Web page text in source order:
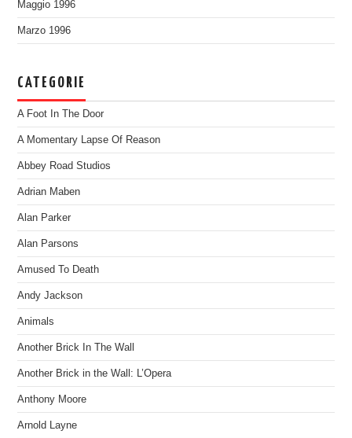
Maggio 1996
Marzo 1996
CATEGORIE
A Foot In The Door
A Momentary Lapse Of Reason
Abbey Road Studios
Adrian Maben
Alan Parker
Alan Parsons
Amused To Death
Andy Jackson
Animals
Another Brick In The Wall
Another Brick in the Wall: L’Opera
Anthony Moore
Arnold Layne